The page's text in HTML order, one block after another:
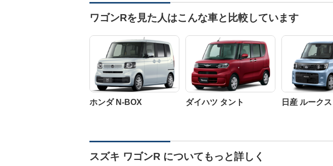
ワゴンRを見た人はこんな車と比較しています
ホンダ N-BOX ダイハツ タント 日産 ルークス
スズキ ワゴンR についてもっと詳しく